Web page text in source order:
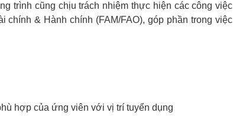
trình cũng chịu trách nhiệm thực hiện các công việc
& Hành chính (FAM/FAO), góp phần trong việc
hợp của ứng viên với vị trí tuyển dụng